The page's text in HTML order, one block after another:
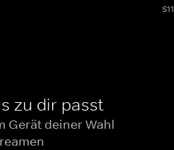
zu dir passt
Gerät deiner Wahl